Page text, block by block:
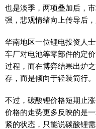
也是淡季，两项叠加后，
强，悲观情绪向上传导后
华南地区一位锂电投资人
车厂对电池等零部件的定
过程，而在博弈结果出炉
存，而是倾向于轻装简行。
不过，碳酸锂价格短期止
价格的走势更多反映的是
紧的状态，只能说碳酸锂